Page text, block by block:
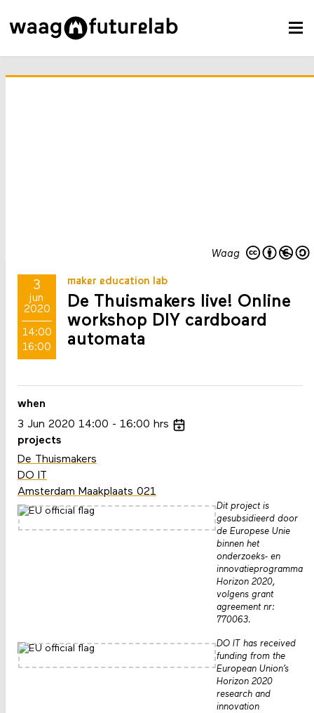
Waag
3
jun
2020
14:00
16:00
maker education lab
De Thuismakers live! Online
workshop DIY cardboard
automata
when
3 Jun 2020 14:00 16:00 hrs
projects
De Thuismakers
DO IT
Amsterdam Maakplaats 021
Dit project is
gesubsidieerd door
de Europese Unie
binnen het
onderzoeks- en
innovatieprogramma
Horizon 2020,
volgens grant
agreement nr:
770063.
DO IT has received
funding from the
European Union’s
Horizon 2020
research and
innovation